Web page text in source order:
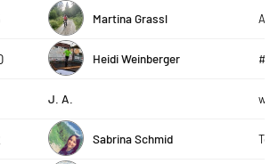
Martina Grassl
Heidi Weinberger
J. A.
Sabrina Schmid